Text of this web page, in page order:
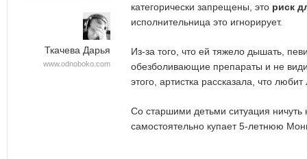
Ткачева Дарья
www.odnoboko.com
категорически запрещены, это риск
исполнительница это игнорирует.
Из-за того, что ей тяжело дышать,
обезболивающие препараты и не
этого, артистка рассказала, что
Со старшими детьми ситуация
самостоятельно купает 5-летнюю